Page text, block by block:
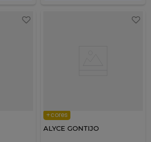
+cores
ALYCE GONTIJO